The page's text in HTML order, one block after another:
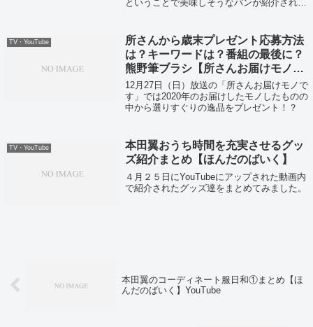
ということで美味しそうなパンが紹介されて
TV・YouTube
所さんから歳末プレゼント応募方法
は？キーワードは？番組の最後に？
熊野筆ブラシ【所さんお届けモノで
す】
12月27日（日）放送の「所さんお届けモノで
す」では2020年のお届けしたモノしたものの
中から選りすぐりの逸品をプレゼント！？
TV・YouTube
本田翼おうち時間を充実させるグッ
ズ紹介まとめ【ほんだのばいく】
４月２５日にYouTubeにアップされた動画内
で紹介されたグッズ達をまとめてみました。
本田翼のコーディネート服日和①まとめ【ほ
んだのばいく】YouTube